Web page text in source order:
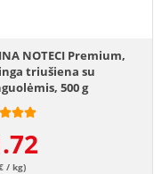
NOTECI Premium,
triušiena su
500 g
/ kg)